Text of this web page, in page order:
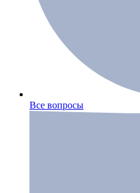
Все вопросы